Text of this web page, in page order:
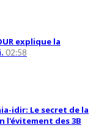
explique la
02:58
idir: Le secret de la
des 3B